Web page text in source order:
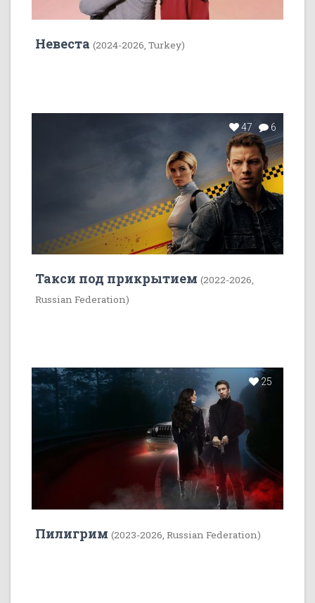
Невеста (2024-2026, Turkey)
47 6
Такси под прикрытием (2022-2026,
Russian Federation)
25
Пилигрим (2023-2026, Russian Federation)